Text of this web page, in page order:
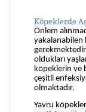
Köpeklerde
Önlem
yakalanabilen
oldukları
köpeklerin ve
çeşitli
olmaktadır.
Yavru